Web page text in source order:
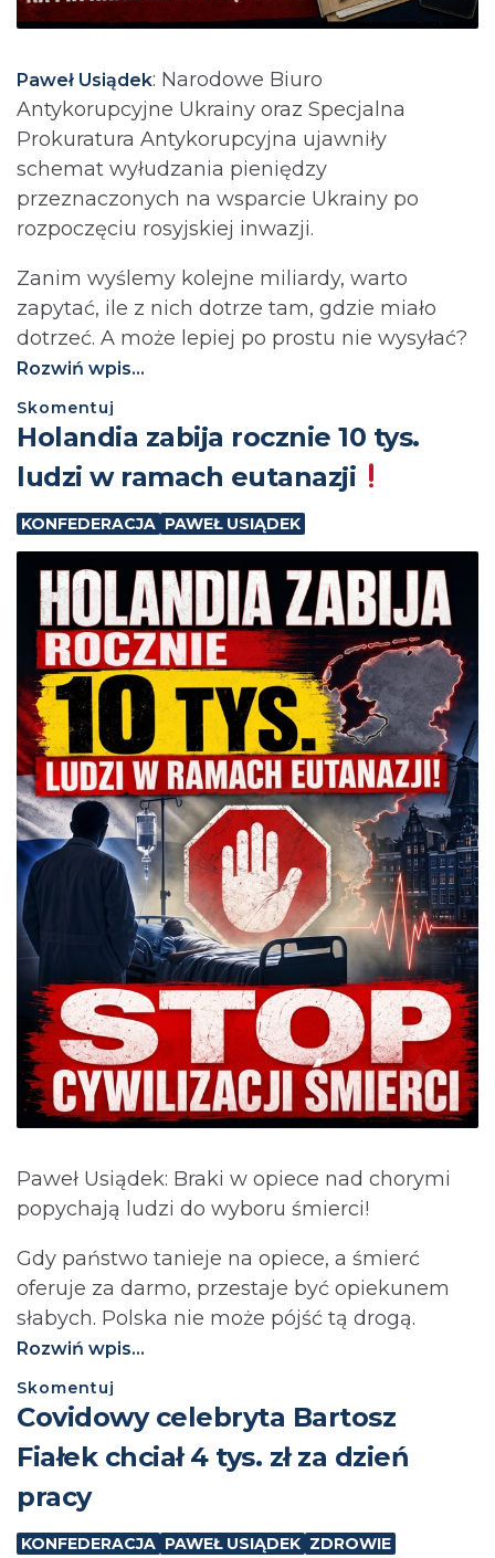
Paweł Usiądek: Narodowe Biuro
Antykorupcyjne Ukrainy oraz Specjalna
Prokuratura Antykorupcyjna ujawniły
schemat wyłudzania pieniędzy
przeznaczonych na wsparcie Ukrainy po
rozpoczęciu rosyjskiej inwazji.
Zanim wyślemy kolejne miliardy, warto
zapytać, ile z nich dotrze tam, gdzie miało
dotrzeć. A może lepiej po prostu nie wysyłać?⁩
Rozwiń wpis...
Skomentuj
Holandia zabija rocznie 10 tys.
ludzi w ramach eutanazji
KONFEDERACJA PAWEŁ USIĄDEK
Paweł Usiądek: Braki w opiece nad chorymi
popychają ludzi do wyboru śmierci!
Gdy państwo tanieje na opiece, a śmierć
oferuje za darmo, przestaje być opiekunem
słabych. Polska nie może pójść tą drogą.⁩
Rozwiń wpis...
Skomentuj
Covidowy celebryta Bartosz
Fiałek chciał 4 tys. zł za dzień
pracy
KONFEDERACJA PAWEŁ USIĄDEK ZDROWIE